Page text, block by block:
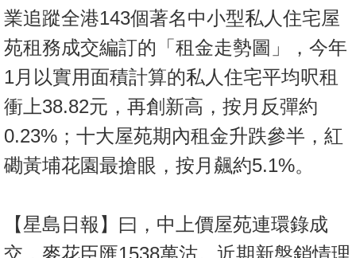
業追蹤全港143個著名中小型私人住宅屋
苑租務成交編訂的「租金走勢圖」，今年
1月以實用面積計算的私人住宅平均呎租
衝上38.82元，再創新高，按月反彈約
0.23%；十大屋苑期內租金升跌參半，紅
磡黃埔花園最搶眼，按月飆約5.1%。
【星島日報】曰，中上價屋苑連環錄成
交，麥花臣匯1538萬沽。近期新盤銷情理